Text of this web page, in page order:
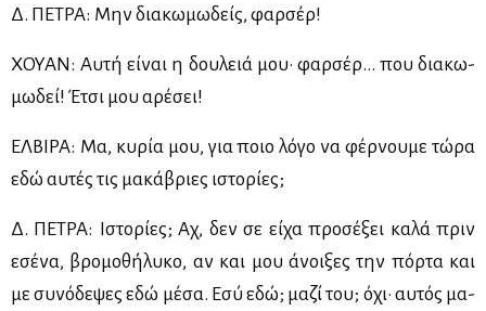
Δ. ΠΕ­ΤΡΑ: Μην δια­κω­μω­δείς, φαρ­σέρ!
ΧΟΥΑΝ: Αυ­τή εί­ναι η δου­λειά μου· φαρ­σέρ… που δια­κω­
μω­δεί! Έτσι μου αρέ­σει!
ΕΛ­ΒΙ­ΡΑ: Μα, κυ­ρία μου, για ποιο λό­γο να φέρ­νου­με τώ­ρα
εδώ αυ­τές τις μα­κά­βριες ιστο­ρί­ες;
Δ. ΠΕ­ΤΡΑ: Ιστο­ρί­ες; Αχ, δεν σε εί­χα προ­σέ­ξει κα­λά πριν
εσέ­να, βρο­μο­θή­λυ­κο, αν και μου άνοι­ξες την πόρ­τα και
με συ­νό­δε­ψες εδώ μέ­σα. Εσύ εδώ; μα­ζί του; όχι· αυ­τός μα­